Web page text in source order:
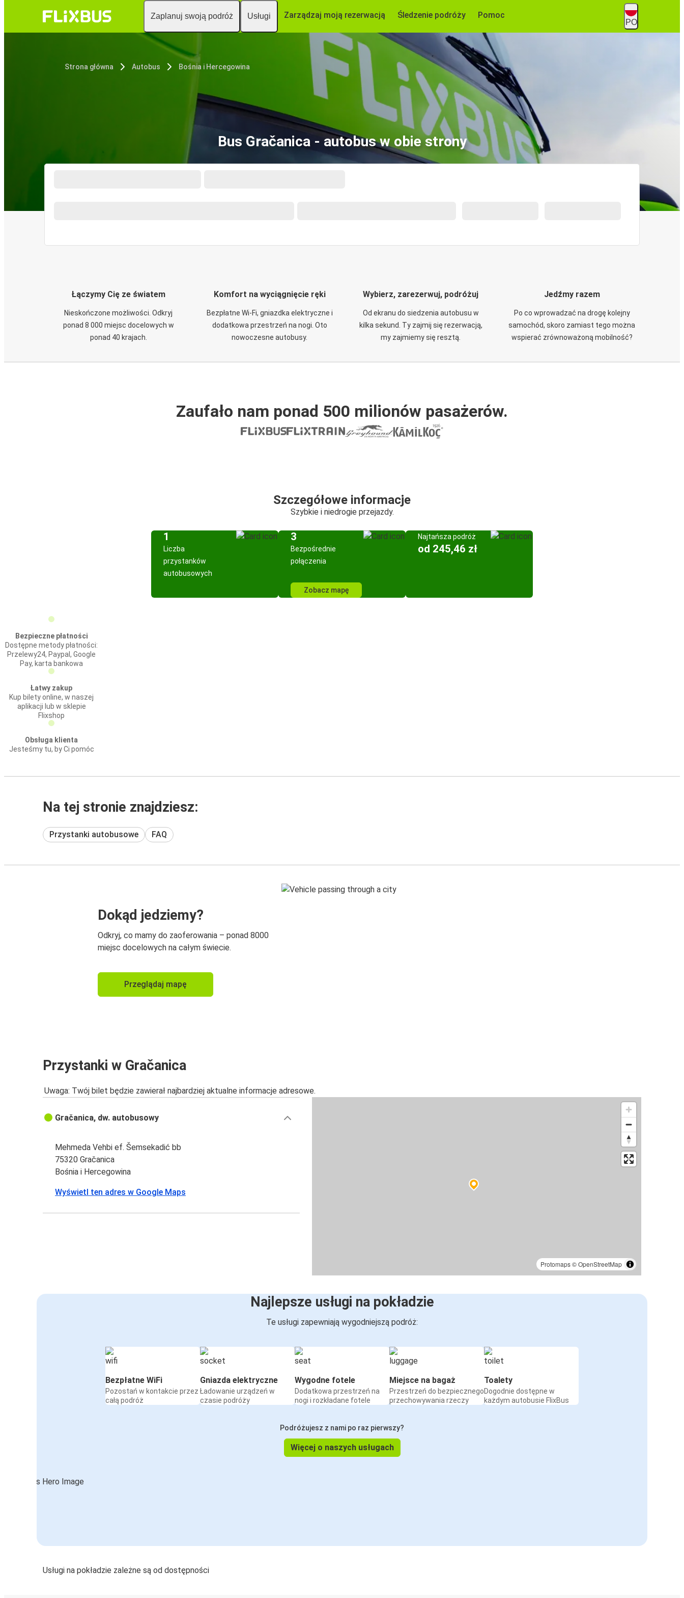
Zaplanuj swoją podróż Usługi Zarządzaj moją rezerwacją Śledzenie podróży Pomoc
PO
Strona główna Autobus Bośnia i Hercegowina
Bus Gračanica - autobus w obie strony
Łączymy Cię ze światem
Nieskończone możliwości. Odkryj
ponad 8 000 miejsc docelowych w
ponad 40 krajach.
Komfort na wyciągnięcie ręki
Bezpłatne Wi-Fi, gniazdka elektryczne i
dodatkowa przestrzeń na nogi. Oto
nowoczesne autobusy.
Wybierz, zarezerwuj, podróżuj
Od ekranu do siedzenia autobusu w
kilka sekund. Ty zajmij się rezerwacją,
my zajmiemy się resztą.
Jedźmy razem
Po co wprowadzać na drogę kolejny
samochód, skoro zamiast tego można
wspierać zrównoważoną mobilność?
Zaufało nam ponad 500 milionów pasażerów.
Szczegółowe informacje
Szybkie i niedrogie przejazdy.
1
Liczba
przystanków
autobusowych
3
Bezpośrednie
połączenia
Zobacz mapę
Najtańsza podróż
od 245,46 zł
Bezpieczne płatności
Dostępne metody płatności:
Przelewy24, Paypal, Google
Pay, karta bankowa
Łatwy zakup
Kup bilety online, w naszej
aplikacji lub w sklepie
Flixshop
Obsługa klienta
Jesteśmy tu, by Ci pomóc
Na tej stronie znajdziesz:
Przystanki autobusowe FAQ
Dokąd jedziemy?
Odkryj, co mamy do zaoferowania – ponad 8000
miejsc docelowych na całym świecie.
Przeglądaj mapę
Przystanki w Gračanica
Uwaga: Twój bilet będzie zawierał najbardziej aktualne informacje adresowe.
Protomaps©OpenStreetMap
Gračanica, dw. autobusowy
Mehmeda Vehbi ef. Šemsekadić bb
75320 Gračanica
Bośnia i Hercegowina
Wyświetl ten adres w Google Maps
Najlepsze usługi na pokładzie
Te usługi zapewniają wygodniejszą podróż:
Bezpłatne WiFi
Pozostań w kontakcie przez
całą podróż
Gniazda elektryczne
Ładowanie urządzeń w
czasie podróży
Wygodne fotele
Dodatkowa przestrzeń na
nogi i rozkładane fotele
Miejsce na bagaż
Przestrzeń do bezpiecznego
przechowywania rzeczy
Toalety
Dogodnie dostępne w
każdym autobusie FlixBus
Podróżujesz z nami po raz pierwszy?
Więcej o naszych usługach
Usługi na pokładzie zależne są od dostępności